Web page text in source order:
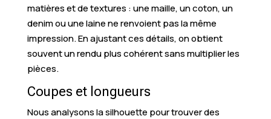
matières et de textures : une maille, un coton, un
denim ou une laine ne renvoient pas la même
impression. En ajustant ces détails, on obtient
souvent un rendu plus cohérent sans multiplier les
pièces.
Coupes et longueurs
Nous analysons la silhouette pour trouver des